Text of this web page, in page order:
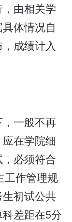
由相关学
体情况自
成绩计入
一般不再
在学院细
必须符合
工作管理规
初试公共
差距在5分